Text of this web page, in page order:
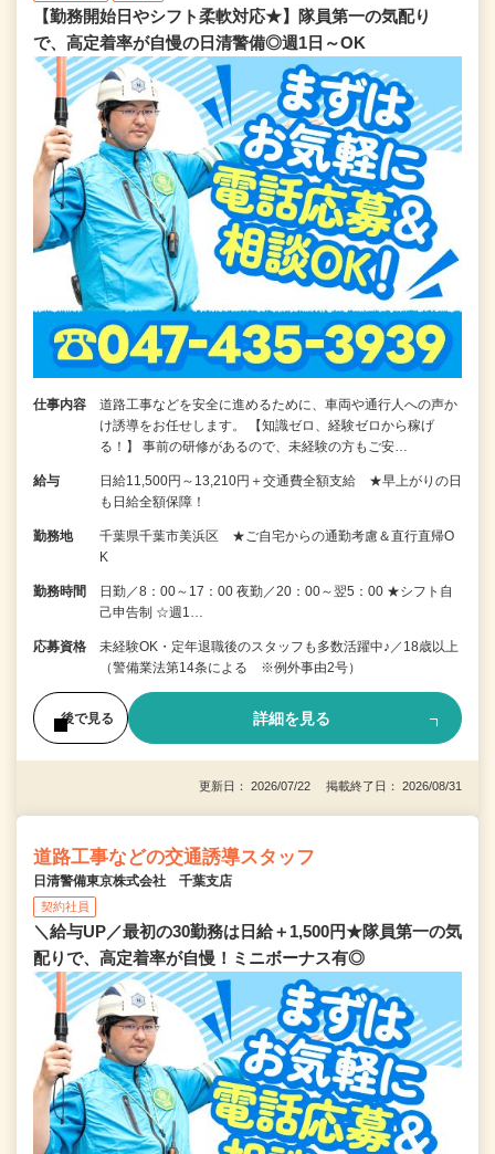
【勤務開始日やシフト柔軟対応★】隊員第一の気配り
で、高定着率が自慢の日清警備◎週1日～OK
仕事内容
道路工事などを安全に進めるために、車両や通行人への声か
け誘導をお任せします。 【知識ゼロ、経験ゼロから稼げ
る！】 事前の研修があるので、未経験の方もご安…
給与
日給11,500円～13,210円＋交通費全額支給 ★早上がりの日
も日給全額保障！
勤務地
千葉県千葉市美浜区 ★ご自宅からの通勤考慮＆直行直帰O
K
勤務時間
日勤／8：00～17：00 夜勤／20：00～翌5：00 ★シフト自
己申告制 ☆週1…
応募資格
未経験OK・定年退職後のスタッフも多数活躍中♪／18歳以上
（警備業法第14条による ※例外事由2号）
後で見る 詳細を見る
更新日： 2026/07/22 掲載終了日： 2026/08/31
道路工事などの交通誘導スタッフ
日清警備東京株式会社 千葉支店
契約社員
＼給与UP／最初の30勤務は日給＋1,500円★隊員第一の気
配りで、高定着率が自慢！ミニボーナス有◎